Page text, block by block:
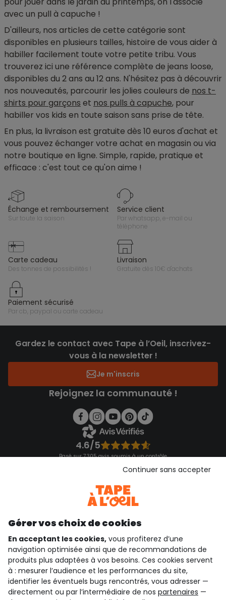
avec un pull à capuche !
D'ailleurs, nos articles de cette catégorie sont
disponibles en plusieurs tailles, histoire de vous aider à
habiller facilement toute votre petite tribu. Vous
trouverez ici une référence complète de jeans loose,
disponibles du 2 ans au 12 ans. N'hésitez pas à découvrir
nos nouveautés, parcourir les jolies couleurs de nos t-
shirts pour garçons et nos pulls à capuche, pour
habiller vos kids en toute saison sans prise de tête.
En plus, la livraison est gratuite dès 10 euros d'achat et
vous pouvez échanger votre achat en magasin ou via
notre boutique en ligne. Simple, rapide, pratique et
efficace : c'est tout ce qu'on aime !
échange et remboursement
sur toute la saison
service client
par whatsapp, e-mail ou
téléphone
carte cadeau
des tonnes de possibilités !
livraison
gratuite dès 10€ d'achats
paiement sécurisé
par cb, paypal ou carte cadeau
Gardez le contact avec Tape à l’Oeil, inscrivez-
vous à la newsletter !
Je m'inscris
Rejoignez la communauté !
4.6/5
Basé sur 7 305 avis soumis à un contrôle
Consulter les CGU
qui sommes-nous ?
besoin d'aide ?
le club fidélité
Gérer vos choix de cookies
En acceptant les cookies, vous profiterez d’une
navigation optimisée ainsi que de recommandations de
produits plus adaptées à vos besoins. Ces cookies servent
à : mesurer l’audience et les performances du site,
identifier les éventuels bugs rencontrés, vous adresser —
directement ou par l’intermédiaire de nos partenaires —
Continuer sans accepter